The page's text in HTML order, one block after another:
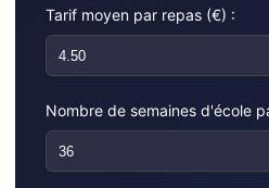
Tarif moyen par repas (€) :
Nombre de semaines d'école